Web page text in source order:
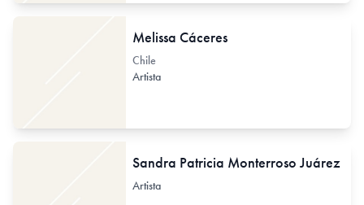
Melissa Cáceres
Chile
Artista
Sandra Patricia Monterroso Juárez
Artista